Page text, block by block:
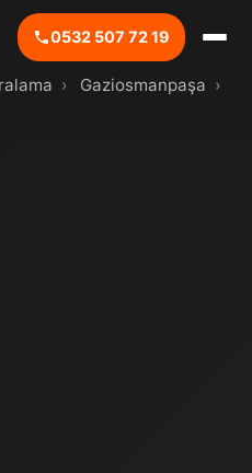
0532 507 72 19
› Gaziosmanpaşa ›